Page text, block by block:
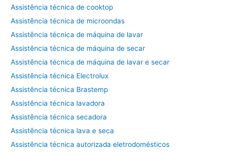
Assistência técnica de cooktop
Assistência técnica de microondas
Assistência técnica de máquina de lavar
Assistência técnica de máquina de secar
Assistência técnica de máquina de lavar e secar
Assistência técnica Electrolux
Assistência técnica Brastemp
Assistência técnica lavadora
Assistência técnica secadora
Assistência técnica lava e seca
Assistência técnica autorizada eletrodomésticos